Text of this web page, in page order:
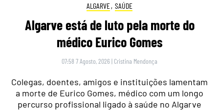
ALGARVE, SAÚDE
Algarve está de luto pela morte do
médico Eurico Gomes
07:58 7 Agosto, 2026 | Cristina Mendonça
Colegas, doentes, amigos e instituições lamentam
a morte de Eurico Gomes, médico com um longo
percurso profissional ligado à saúde no Algarve